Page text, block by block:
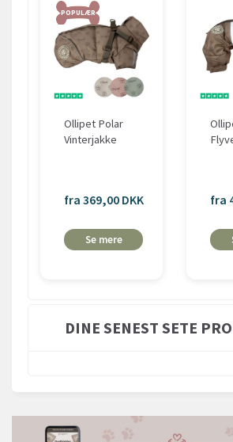
POPULÆR
Ollipet Polar
Vinterjakke
fra 369,00 DKK
Se mere
fra
DINE SENEST SETE